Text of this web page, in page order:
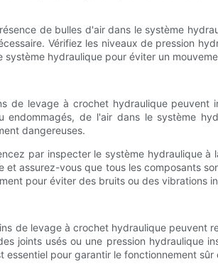
de bulles d'air dans le système
Vérifiez les niveaux de pression
hydraulique pour éviter un
de levage à crochet hydraulique
de l'air dans le système
dangereuses.
par inspecter le système hydraulique
et assurez-vous que tous les composants
pour éviter des bruits ou des vibrations
de levage à crochet hydraulique peuvent
joints usés ou une pression hydraulique
pour garantir le fonctionnement